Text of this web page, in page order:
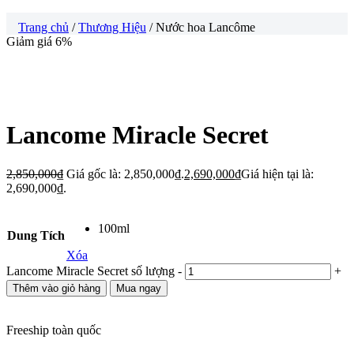
Trang chủ /Thương Hiệu / Nước hoa Lancôme
Giảm giá 6%
Lancome Miracle Secret
2,850,000₫ Giá gốc là: 2,850,000₫.2,690,000₫Giá hiện tại là:
2,690,000₫.
Dung Tích
100ml
Xóa
Lancome Miracle Secret số lượng - +
Thêm vào giỏ hàng Mua ngay
Freeship toàn quốc